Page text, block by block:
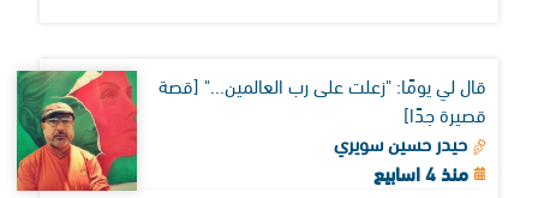
قال لي يومًا: "زعلت على رب العالمين..." [قصة
قصيرة جدًا]
حيدر حسين سويري
منذ 4 اسابيع